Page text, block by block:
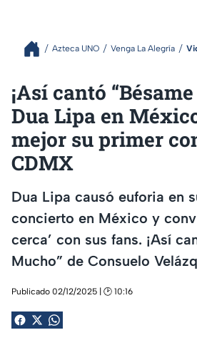
Azteca UNO Venga La Alegría
¡Así cantó
Dua Lipa en
mejor su primer
CDMX
Dua Lipa causó euforia en
concierto en México y
cerca’ con sus fans. ¡Así
Mucho” de Consuelo
Publicado 02/12/2025 | 🕑 10:16